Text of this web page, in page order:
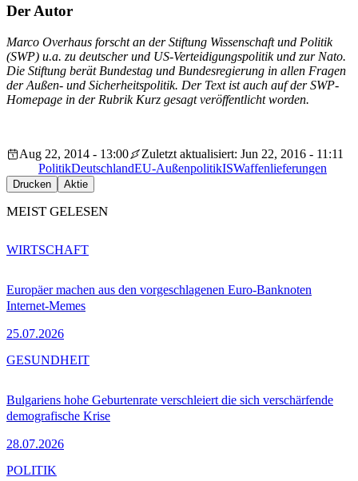
Der Autor
Marco Overhaus forscht an der Stiftung Wissenschaft und Politik
(SWP) u.a. zu deutscher und US-Verteidigungspolitik und zur Nato.
Die Stiftung berät Bundestag und Bundesregierung in allen Fragen
der Außen- und Sicherheitspolitik. Der Text ist auch auf der SWP-
Homepage in der Rubrik Kurz gesagt veröffentlicht worden.
Aug 22, 2014 - 13:00
Zuletzt aktualisiert: Jun 22, 2016 - 11:11
PolitikDeutschlandEU-AußenpolitikISWaffenlieferungen
Drucken Aktie
MEIST GELESEN
Europäer machen aus den vorgeschlagenen Euro-Banknoten
Internet-Memes
25.07.2026
WIRTSCHAFT
Bulgariens hohe Geburtenrate verschleiert die sich verschärfende
demografische Krise
28.07.2026
GESUNDHEIT
POLITIK